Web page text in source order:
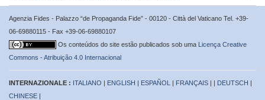
Agenzia Fides - Palazzo “de Propaganda Fide” - 00120 - Città del Vaticano Tel. +39-
06-69880115 - Fax +39-06-69880107
Os conteúdos do site estão publicados sob uma Licença Creative
Commons - Atribuição 4.0 Internacional
INTERNAZIONALE : ITALIANO | ENGLISH | ESPAÑOL | FRANÇAIS | | DEUTSCH |
CHINESE |